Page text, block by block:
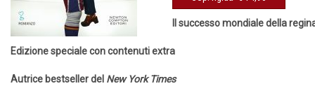
Il successo mondiale della
Edizione speciale con contenuti extra
Autrice bestseller del New York Times